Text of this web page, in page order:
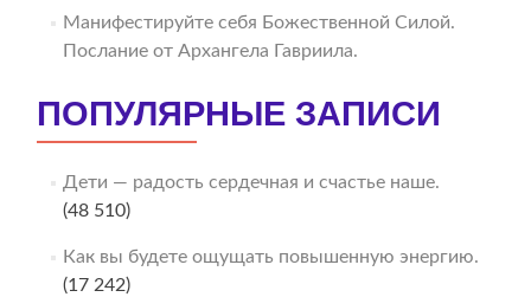
Манифестируйте себя Божественной Силой.
Послание от Архангела Гавриила.
ПОПУЛЯРНЫЕ ЗАПИСИ
Дети — радость сердечная и счастье наше.
(48 510)
Как вы будете ощущать повышенную энергию.
(17 242)